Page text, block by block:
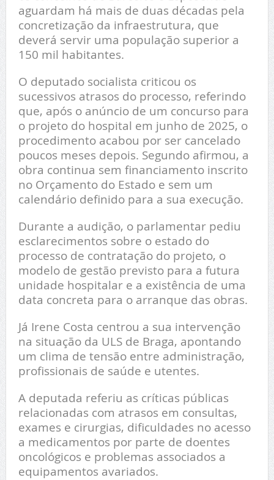
aguardam há mais de duas décadas pela
concretização da infraestrutura, que
deverá servir uma população superior a
150 mil habitantes.
O deputado socialista criticou os
sucessivos atrasos do processo, referindo
que, após o anúncio de um concurso para
o projeto do hospital em junho de 2025, o
procedimento acabou por ser cancelado
poucos meses depois. Segundo afirmou, a
obra continua sem financiamento inscrito
no Orçamento do Estado e sem um
calendário definido para a sua execução.
Durante a audição, o parlamentar pediu
esclarecimentos sobre o estado do
processo de contratação do projeto, o
modelo de gestão previsto para a futura
unidade hospitalar e a existência de uma
data concreta para o arranque das obras.
Já Irene Costa centrou a sua intervenção
na situação da ULS de Braga, apontando
um clima de tensão entre administração,
profissionais de saúde e utentes.
A deputada referiu as críticas públicas
relacionadas com atrasos em consultas,
exames e cirurgias, dificuldades no acesso
a medicamentos por parte de doentes
oncológicos e problemas associados a
equipamentos avariados.